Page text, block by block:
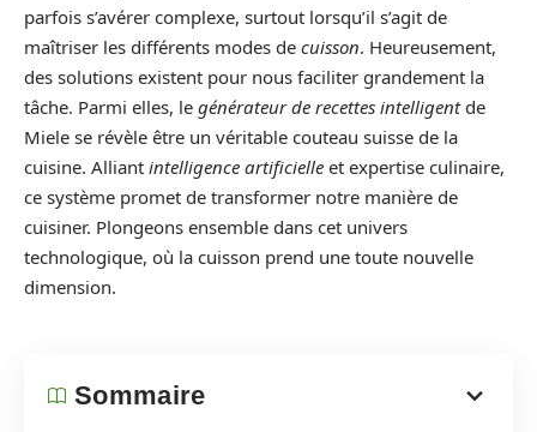
parfois s’avérer complexe, surtout lorsqu’il s’agit de
maîtriser les différents modes de cuisson. Heureusement,
des solutions existent pour nous faciliter grandement la
tâche. Parmi elles, le générateur de recettes intelligentde
Miele se révèle être un véritable couteau suisse de la
cuisine. Alliant intelligence artificielle et expertise culinaire,
ce système promet de transformer notre manière de
cuisiner. Plongeons ensemble dans cet univers
technologique, où la cuisson prend une toute nouvelle
dimension.
Sommaire